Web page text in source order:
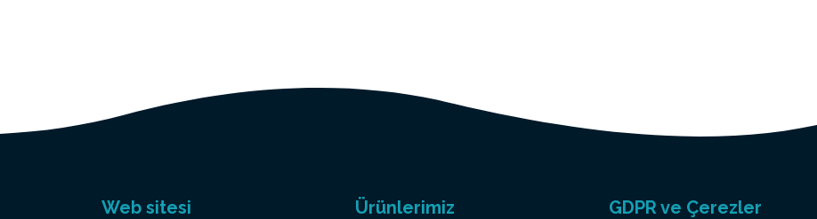
Web sitesi Ürünlerimiz GDPR ve Çerezler